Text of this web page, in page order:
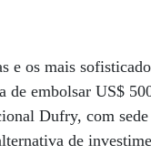
e os mais
de embolsar US$
Dufry, com
de